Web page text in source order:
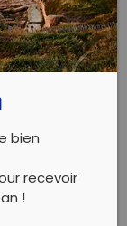
bien
recevoir
!